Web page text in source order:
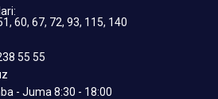
60, 67, 72, 93, 115, 140
55 55
- Juma 8:30 - 18:00